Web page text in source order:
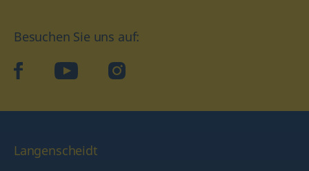
Besuchen Sie uns auf:
facebookYouTube Instagram
Langenscheidt